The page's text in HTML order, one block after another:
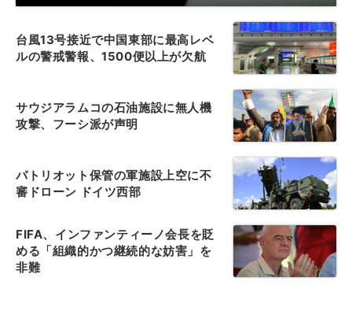
台風13号接近で中国東部に最高レベ
ルの警戒警報、1500便以上が欠航
サウジアラムコの石油施設に無人機
攻撃、フーシ派が声明
パトリオット保管の軍施設上空に不
審ドローン ドイツ西部
FIFA、インファンティーノ会長を貶
める「組織的かつ継続的な妨害」を
非難